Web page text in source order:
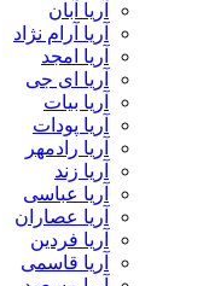
آریا آبان
آریا آرام نژاد
آریا امجد
آریا ای جی
آریا بیات
آریا پودات
آریا رادمهر
آریا زند
آریا عباسی
آریا عصاران
آریا فردین
آریا قاسمی